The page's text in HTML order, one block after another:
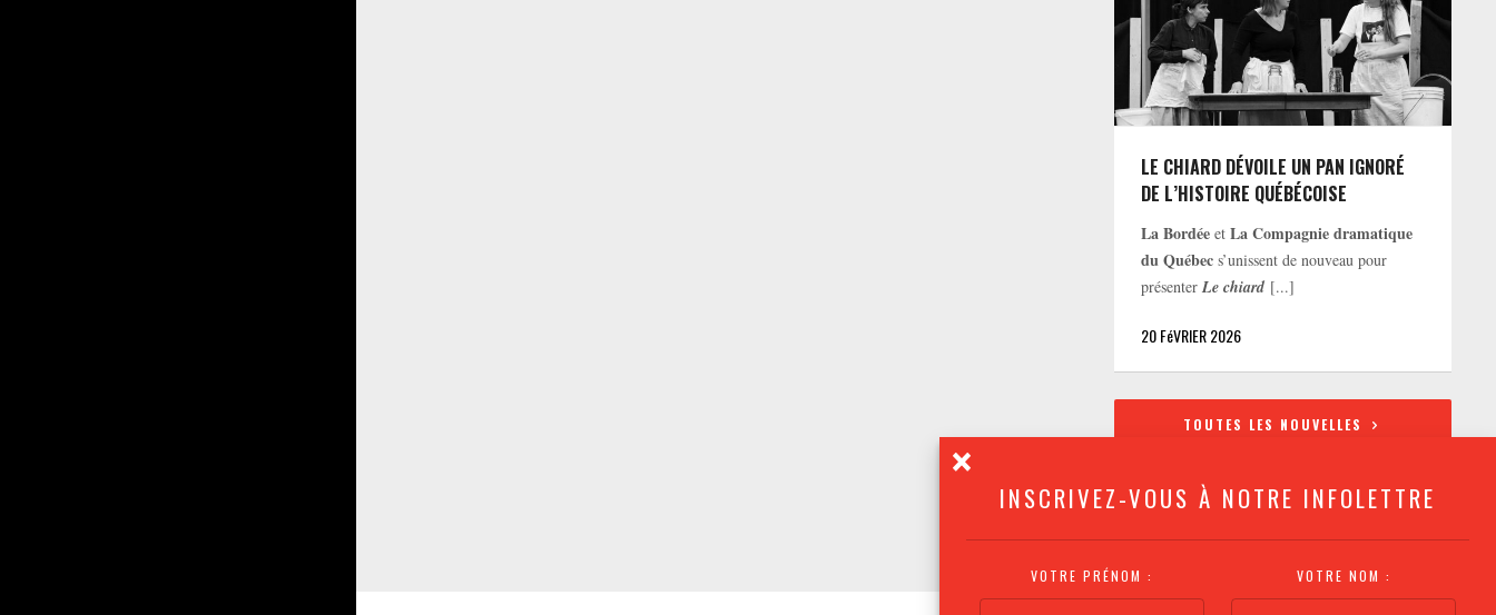
INSCRIVEZ-VOUS À NOTRE INFOLETTRE
VOTRE PRÉNOM : VOTRE NOM :
LE CHIARD DÉVOILE UN PAN IGNORÉ
DE L’HISTOIRE QUÉBÉCOISE
La Bordée etLa Compagnie dramatique
du Québec s’unissent de nouveau pour
présenterLe chiard [...]
20 FéVRIER 2026
TOUTES LES NOUVELLES